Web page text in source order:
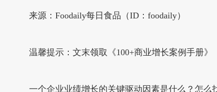
来源：Foodaily每日食品（ID：foodaily）
温馨提示：文末领取《100+商业增长案例手册》
一个企业业绩增长的关键驱动因素是什么？怎么